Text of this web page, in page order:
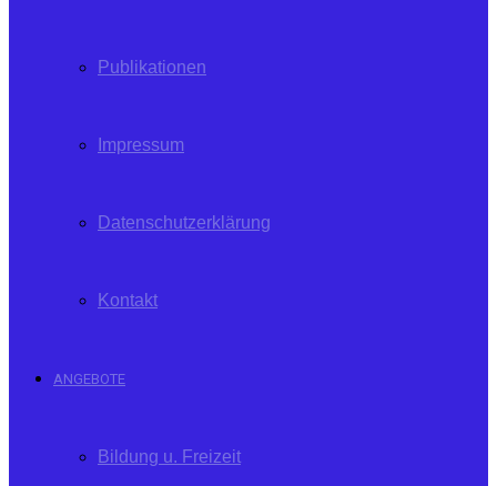
Publikationen
Impressum
Datenschutzerklärung
Kontakt
ANGEBOTE
Bildung u. Freizeit